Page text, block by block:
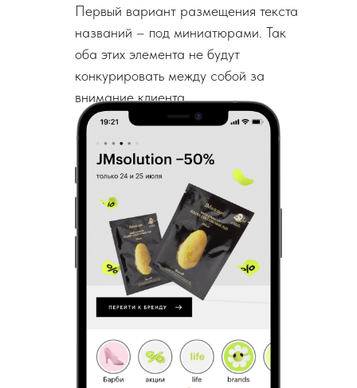
Первый вариант размещения текста
названий – под миниатюрами. Так
оба этих элемента не будут
конкурировать между собой за
внимание клиента.